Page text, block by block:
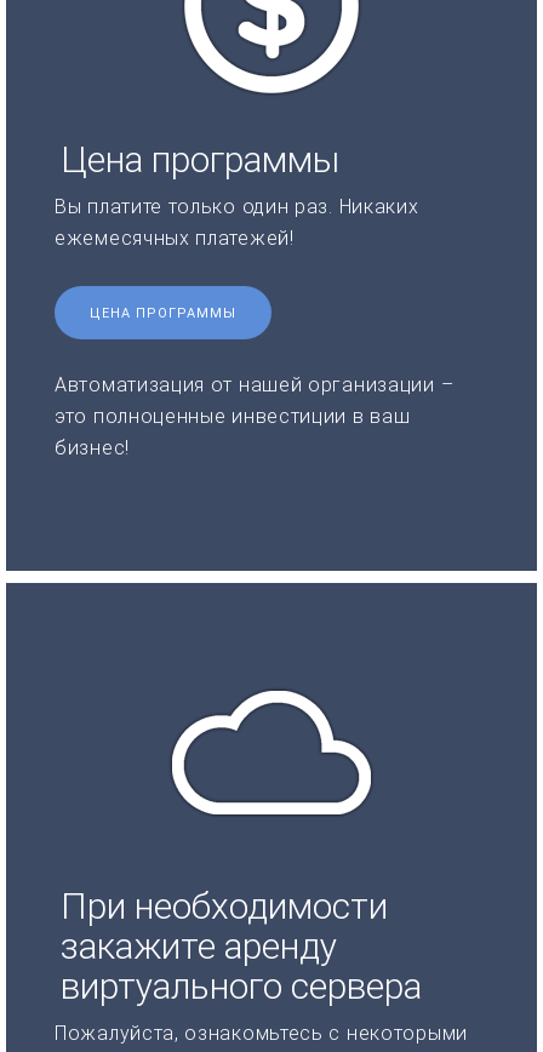
Цена программы
Вы платите только один раз. Никаких
ежемесячных платежей!
ЦЕНА ПРОГРАММЫ
Автоматизация от нашей организации –
это полноценные инвестиции в ваш
бизнес!
При необходимости
закажите аренду
виртуального сервера
Пожалуйста, ознакомьтесь с некоторыми